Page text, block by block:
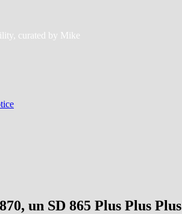
curated by Mike
un SD 865 Plus Plus Plus